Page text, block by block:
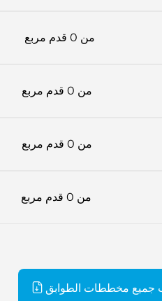
من 0 قدم مربع
من 0 قدم مربع
من 0 قدم مربع
من 0 قدم مربع
جميع مخططات الطوابق